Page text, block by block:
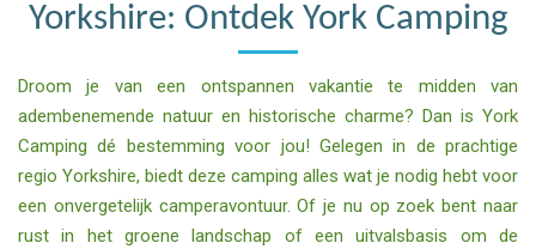
Yorkshire: Ontdek York Camping
Droom je van een ontspannen vakantie te midden van
adembenemende natuur en historische charme? Dan is York
Camping dé bestemming voor jou! Gelegen in de prachtige
regio Yorkshire, biedt deze camping alles wat je nodig hebt voor
een onvergetelijk camperavontuur. Of je nu op zoek bent naar
rust in het groene landschap of een uitvalsbasis om de